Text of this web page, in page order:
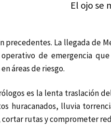
El ojo se
precedentes. La llegada de
de emergencia
áreas de riesgo.
es la lenta traslación
huracanados, lluvia
rutas y comprometer